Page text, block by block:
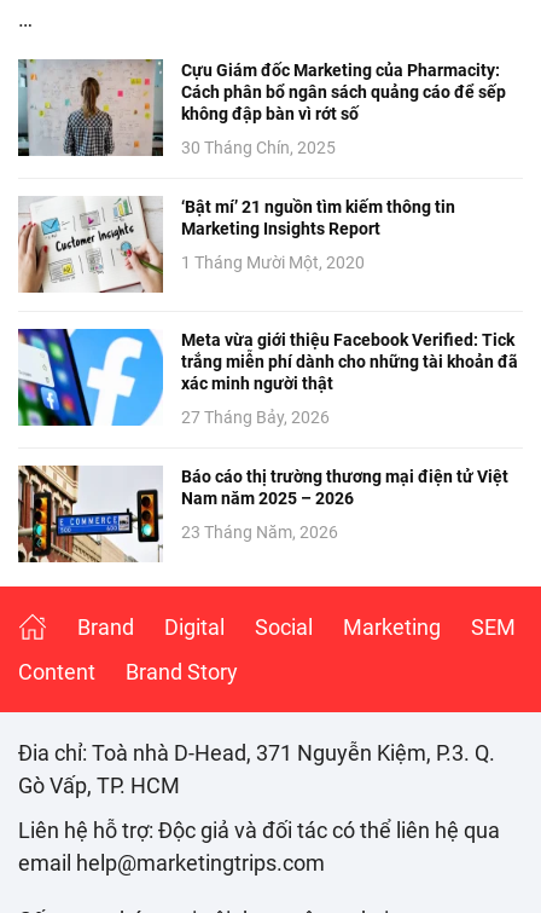
…
Cựu Giám đốc Marketing của Pharmacity:
Cách phân bổ ngân sách quảng cáo để sếp
không đập bàn vì rớt số
30 Tháng Chín, 2025
‘Bật mí’ 21 nguồn tìm kiếm thông tin
Marketing Insights Report
1 Tháng Mười Một, 2020
Meta vừa giới thiệu Facebook Verified: Tick
trắng miễn phí dành cho những tài khoản đã
xác minh người thật
27 Tháng Bảy, 2026
Báo cáo thị trường thương mại điện tử Việt
Nam năm 2025 – 2026
23 Tháng Năm, 2026
Brand Digital Social Marketing
SEM
Content
Brand Story
Đia chỉ: Toà nhà D-Head, 371 Nguyễn Kiệm, P.3. Q.
Gò Vấp, TP. HCM
Liên hệ hỗ trợ: Độc giả và đối tác có thể liên hệ qua
email help@marketingtrips.com